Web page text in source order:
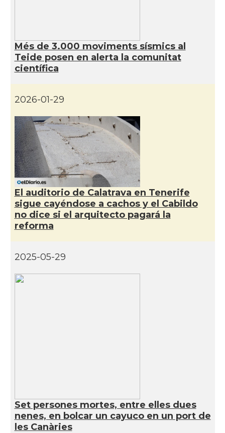
Més de 3.000 moviments sísmics al
Teide posen en alerta la comunitat
científica
2026-01-29
El auditorio de Calatrava en Tenerife
sigue cayéndose a cachos y el Cabildo
no dice si el arquitecto pagará la
reforma
2025-05-29
Set persones mortes, entre elles dues
nenes, en bolcar un cayuco en un port de
les Canàries